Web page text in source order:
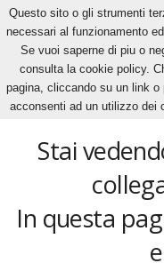
Home Tags Gerrard
gerrard
Stai
In questa
Questo sito o gli strumenti
necessari al funzionamento
Se vuoi saperne di piu o
consulta la cookie policy.
pagina, cliccando su un link o
acconsenti ad un utilizzo dei